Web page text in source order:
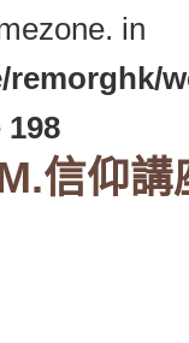
in
remorghk/
198
信仰